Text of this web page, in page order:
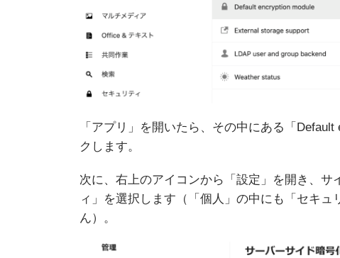
「アプリ」を開いたら、その中にある「
クします。
次に、右上のアイコンから「設定」を開き、
ィ」を選択します（「個人」の中にも「セキ
ん）。